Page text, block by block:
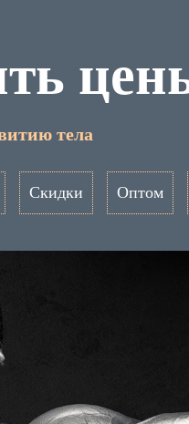
тела
Скидки Оптом